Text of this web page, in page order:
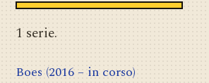
1 serie.
Boes (2016 – in corso)